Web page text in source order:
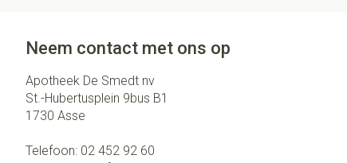
Neem contact met ons op
Apotheek De Smedt nv
St.-Hubertusplein 9bus B1
1730 Asse
Telefoon: 02 452 92 60